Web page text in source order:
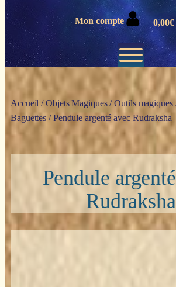
Mon compte 0,00€
Accueil /Objets Magiques/Outils magiques
Baguettes / Pendule argenté avec Rudraksha
Pendule
Rudraksha